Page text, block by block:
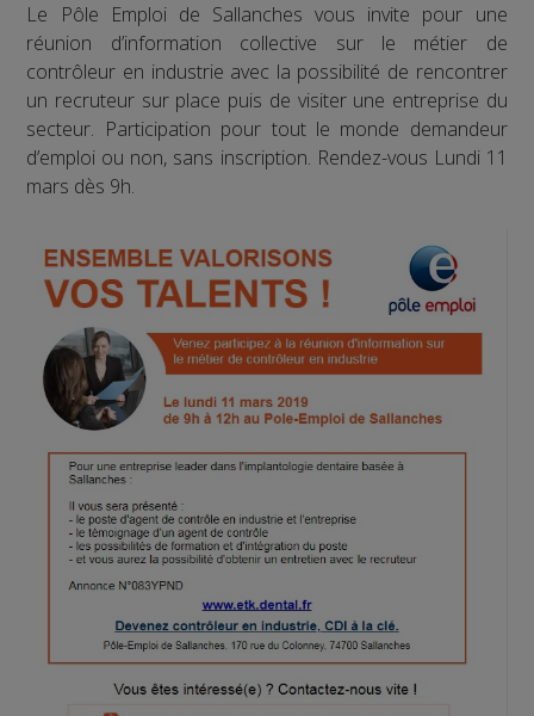
Le Pôle Emploi de Sallanches vous invite pour une
réunion d’information collective sur le métier de
contrôleur en industrie avec la possibilité de rencontrer
un recruteur sur place puis de visiter une entreprise du
secteur. Participation pour tout le monde demandeur
d’emploi ou non, sans inscription. Rendez-vous Lundi 11
mars dès 9h.